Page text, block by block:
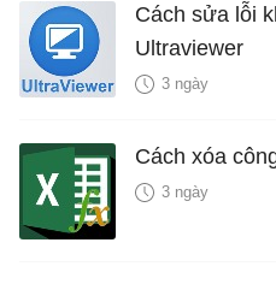
Cách sửa lỗi
Ultraviewer
3 ngày
Cách xóa
3 ngày